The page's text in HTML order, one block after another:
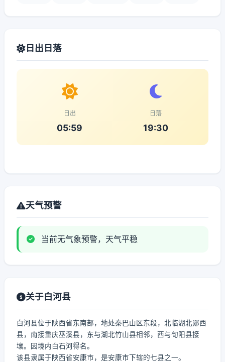
日出日落
日出
05:59
日落
19:30
天气预警
当前无气象预警，天气平稳
关于白河县
白河县位于陕西省东南部，地处秦巴山区东段，北临湖北郧西
县，南接重庆巫溪县，东与湖北竹山县相邻，西与旬阳县接
壤。因境内白石河得名。
该县隶属于陕西省安康市，是安康市下辖的七县之一。